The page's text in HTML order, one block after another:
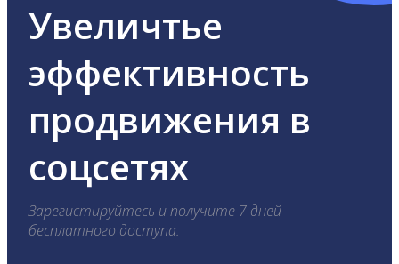
Увеличтье
эффективность
продвижения в
соцсетях
Зарегистируйтесь и получите 7 дней
бесплатного доступа.